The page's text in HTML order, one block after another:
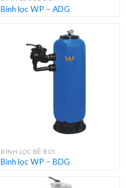
Bình lọc WP – ADG
BÌNH LỌC BỂ BƠI
Bình lọc WP – BDG